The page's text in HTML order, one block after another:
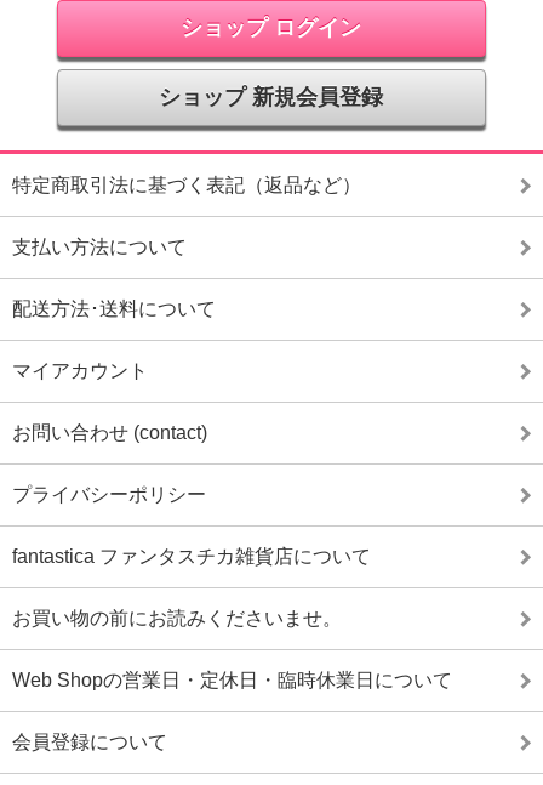
ショップ ログイン
ショップ 新規会員登録
特定商取引法に基づく表記（返品など）
支払い方法について
配送方法･送料について
マイアカウント
お問い合わせ (contact)
プライバシーポリシー
fantastica ファンタスチカ雑貨店について
お買い物の前にお読みくださいませ。
Web Shopの営業日・定休日・臨時休業日について
会員登録について